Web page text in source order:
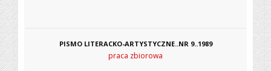
PISMO LITERACKO-ARTYSTYCZNE..NR 9..1989
praca zbiorowa